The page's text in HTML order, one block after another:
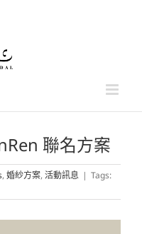
聯名方案
, 婚紗方案, 活動訊息 | Tags: